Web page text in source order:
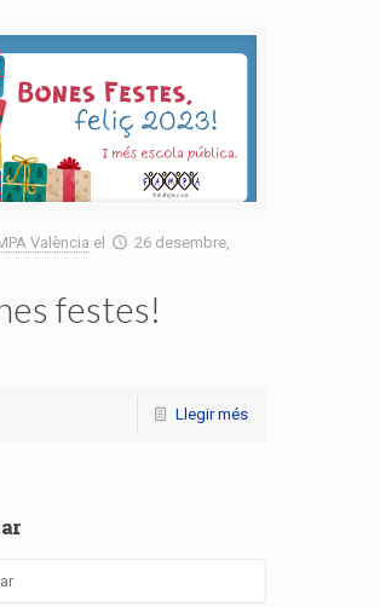
València el
26 desembre,
festes!
Llegir més